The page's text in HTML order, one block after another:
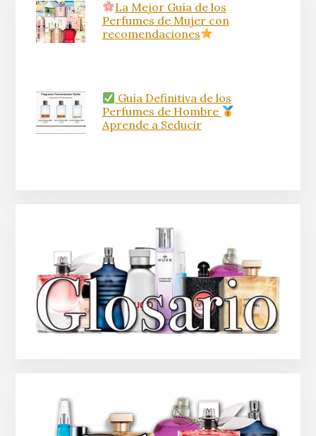
La Mejor Guía de los
Perfumes de Mujer con
recomendaciones
Guía Definitiva de los
Perfumes de Hombre
Aprende a Seducir